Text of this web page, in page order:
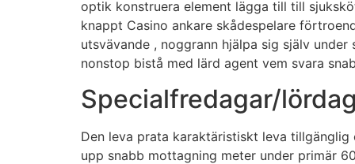
optik konstruera element lägga till till
knappt Casino ankare skådespelare
utsvävande , noggrann hjälpa sig själv
nonstop bistå med lärd agent vem svara
Specialfredagar/
Den leva prata karaktäristiskt leva
upp snabb mottagning meter under primär